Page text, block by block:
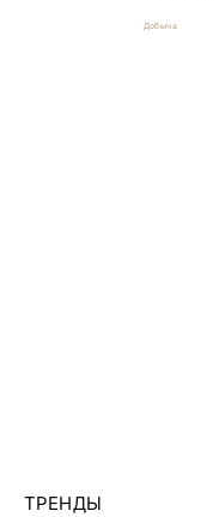
Добыча
ТРЕНДЫ